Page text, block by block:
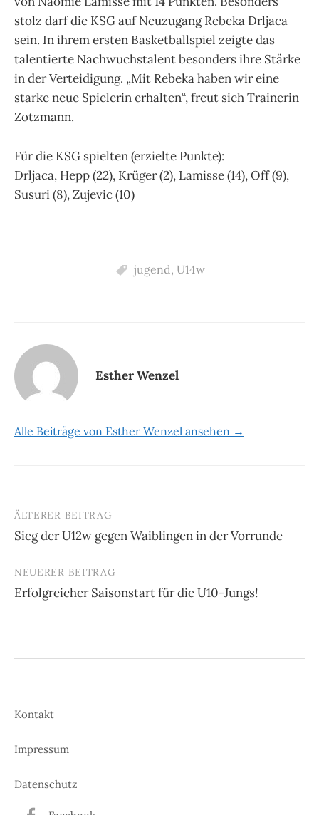
stolz darf die KSG auf Neuzugang Rebeka Drljaca
sein. In ihrem ersten Basketballspiel zeigte das
talentierte Nachwuchstalent besonders ihre Stärke
in der Verteidigung. „Mit Rebeka haben wir eine
starke neue Spielerin erhalten“, freut sich Trainerin
Zotzmann.
Für die KSG spielten (erzielte Punkte):
Drljaca, Hepp (22), Krüger (2), Lamisse (14), Off (9),
Susuri (8), Zujevic (10)
jugend, U14w
Esther Wenzel
Alle Beiträge von Esther Wenzel ansehen →
Beitrags-
Navigation
ÄLTERER BEITRAG
Sieg der U12w gegen Waiblingen in der Vorrunde
NEUERER BEITRAG
Erfolgreicher Saisonstart für die U10-Jungs!
Kontakt
Impressum
Datenschutz